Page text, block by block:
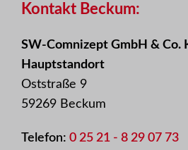
Kontakt Beckum:
SW-Comnizept GmbH & Co.
Hauptstandort
Oststraße 9
59269 Beckum
Telefon: 0 25 21 - 8 29 07 73